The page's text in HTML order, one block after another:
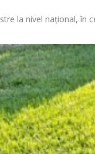
la nivel național, în